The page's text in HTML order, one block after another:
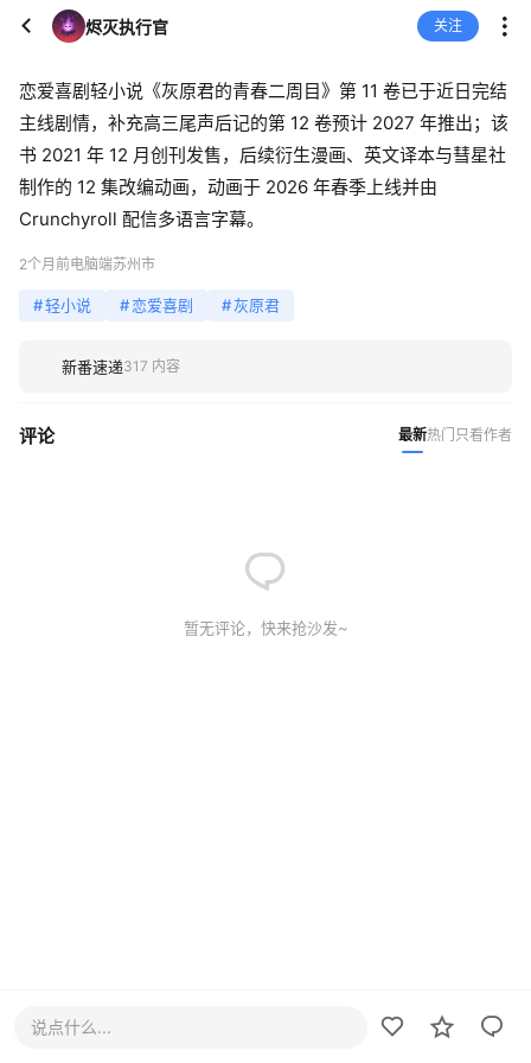
烬灭执行官 关注
恋爱喜剧轻小说《灰原君的青春二周目》第 11 卷已于近日完结
主线剧情，补充高三尾声后记的第 12 卷预计 2027 年推出；该
书 2021 年 12 月创刊发售，后续衍生漫画、英文译本与彗星社
制作的 12 集改编动画，动画于 2026 年春季上线并由
Crunchyroll 配信多语言字幕。
2个月前电脑端苏州市
#轻小说 #恋爱喜剧 #灰原君
新番速递317 内容
评论 最新热门 只看作者
暂无评论，快来抢沙发~
说点什么...